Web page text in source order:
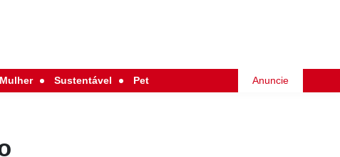
Mulher Sustentável Pet Anuncie